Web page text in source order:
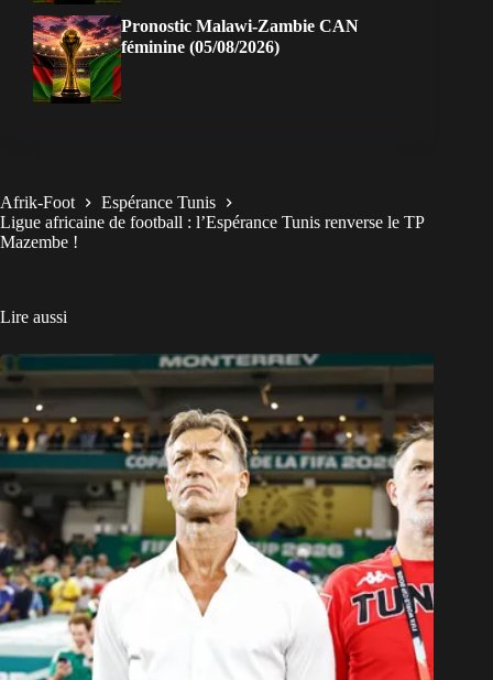
Pronostic Malawi-Zambie CAN
féminine (05/08/2026)
Afrik-Foot
Espérance Tunis
Ligue africaine de football : l’Espérance Tunis renverse le TP
Mazembe !
Lire aussi